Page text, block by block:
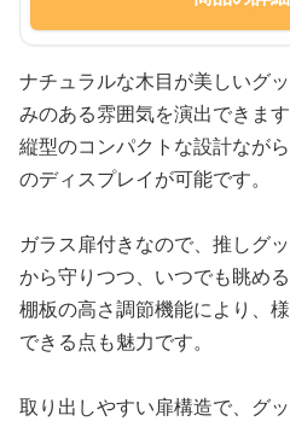
ナチュラルな木目が美しいグ
みのある雰囲気を演出できます
縦型のコンパクトな設計なが
のディスプレイが可能です。
ガラス扉付きなので、推しグ
から守りつつ、いつでも眺める
棚板の高さ調節機能により、
できる点も魅力です。
取り出しやすい扉構造で、グ